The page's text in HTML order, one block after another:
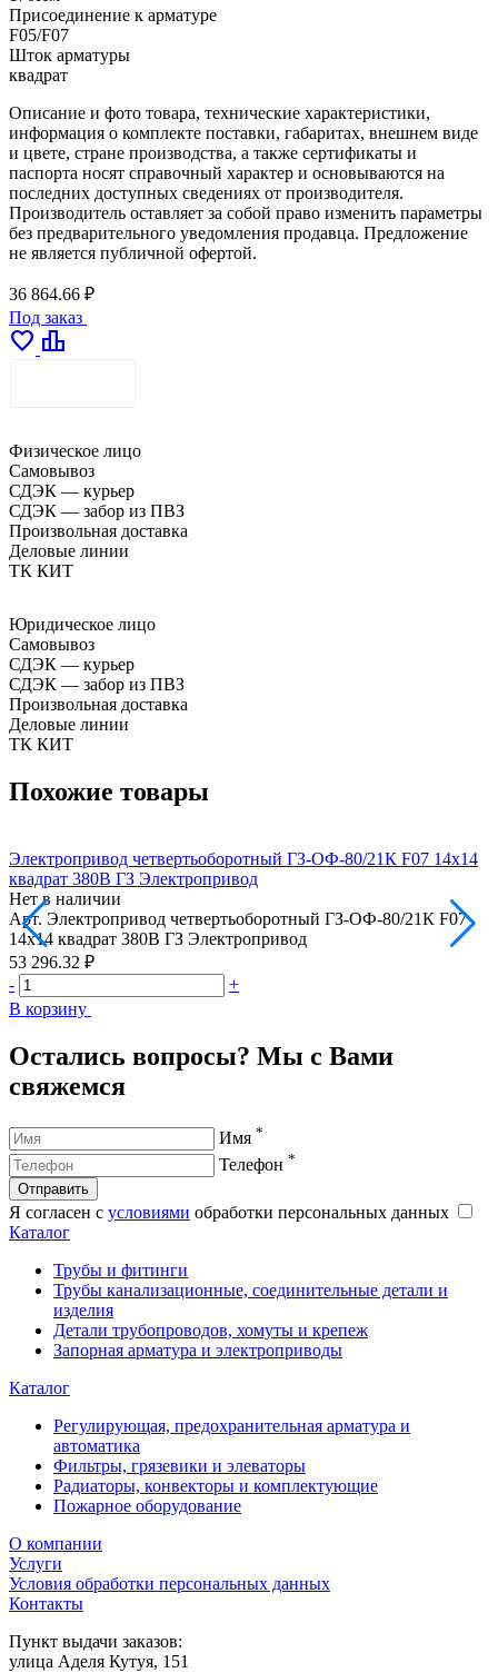
Присоединение к арматуре
F05/F07
Шток арматуры
квадрат
Описание и фото товара, технические характеристики,
информация о комплекте поставки, габаритах, внешнем виде
и цвете, стране производства, а также сертификаты и
паспорта носят справочный характер и основываются на
последних доступных сведениях от производителя.
Производитель оставляет за собой право изменить параметры
без предварительного уведомления продавца. Предложение
не является публичной офертой.
36 864.66 ₽
Под заказ
favorite leaderboard
Физическое лицо
Самовывоз
СДЭК — курьер
СДЭК — забор из ПВЗ
Произвольная доставка
Деловые линии
ТК КИТ
Юридическое лицо
Самовывоз
СДЭК — курьер
СДЭК — забор из ПВЗ
Произвольная доставка
Деловые линии
ТК КИТ
Похожие товары
Электропривод четвертьоборотный ГЗ-ОФ-80/21К F07 14х14
квадрат 380В ГЗ Электропривод
Нет в наличии
Арт. Электропривод четвертьоборотный ГЗ-ОФ-80/21К F07
14х14 квадрат 380В ГЗ Электропривод
53 296.32 ₽
-
+
В корзину
Остались вопросы? Мы с Вами
свяжемся
Имя *
Телефон *
Отправить
Я согласен с условиями обработки персональных данных
Каталог
Трубы и фитинги
Трубы канализационные, соединительные детали и
изделия
Детали трубопроводов, хомуты и крепеж
Запорная арматура и электроприводы
Каталог
Регулирующая, предохранительная арматура и
автоматика
Фильтры, грязевики и элеваторы
Радиаторы, конвекторы и комплектующие
Пожарное оборудование
О компании
Услуги
Условия обработки персональных данных
Контакты
Пункт выдачи заказов:
​улица Аделя Кутуя, 151